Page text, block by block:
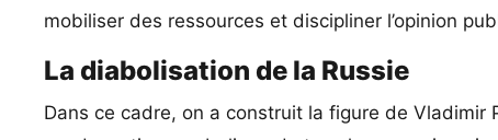
mobiliser des ressources et discipliner l’opinion
La diabolisation de la Russie
Dans ce cadre, on a construit la figure de